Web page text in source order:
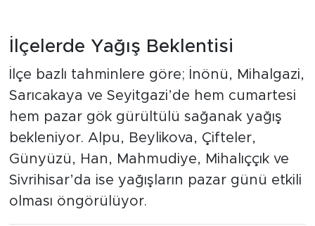
İlçelerde Yağış Beklentisi
İlçe bazlı tahminlere göre; İnönü, Mihalgazi,
Sarıcakaya ve Seyitgazi’de hem cumartesi
hem pazar gök gürültülü sağanak yağış
bekleniyor. Alpu, Beylikova, Çifteler,
Günyüzü, Han, Mahmudiye, Mihalıççık ve
Sivrihisar’da ise yağışların pazar günü etkili
olması öngörülüyor.